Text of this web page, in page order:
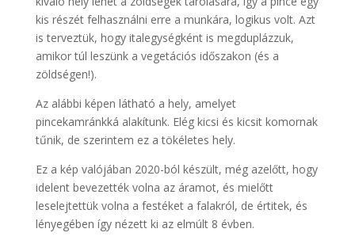
kis részét felhasználni erre a munkára, logikus volt. Azt
is terveztük, hogy italegységként is megduplázzuk,
amikor túl leszünk a vegetációs időszakon (és a
zöldségen!).
Az alábbi képen látható a hely, amelyet
pincekamránkká alakítunk. Elég kicsi és kicsit komornak
tűnik, de szerintem ez a tökéletes hely.
Ez a kép valójában 2020-ból készült, még azelőtt, hogy
idelent bevezették volna az áramot, és mielőtt
leselejtettük volna a festéket a falakról, de értitek, és
lényegében így nézett ki az elmúlt 8 évben.